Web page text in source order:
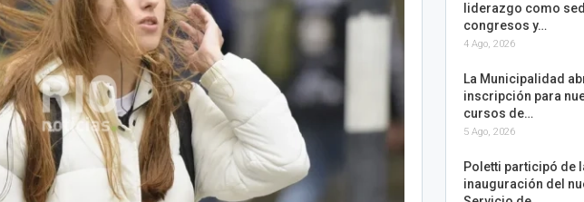
liderazgo como
congresos y…
4 Ago, 2026
La Municipalidad
inscripción para
cursos de…
5 Ago, 2026
Poletti participó de
inauguración del